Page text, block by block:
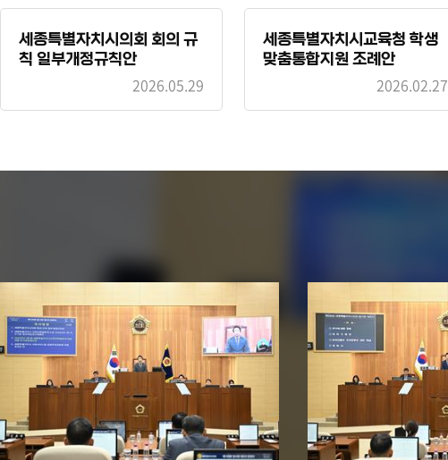
세종특별자치시의회 회의 규
칙 일부개정규칙안
2026.05.29
세종특별자치시교육청 학생
맞춤통합지원 조례안
2026.02.27